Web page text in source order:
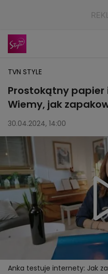
TVN STYLE
Prostokątny papier
Wiemy, jak
30.04.2024, 14:00
Anka testuje internety: Jak